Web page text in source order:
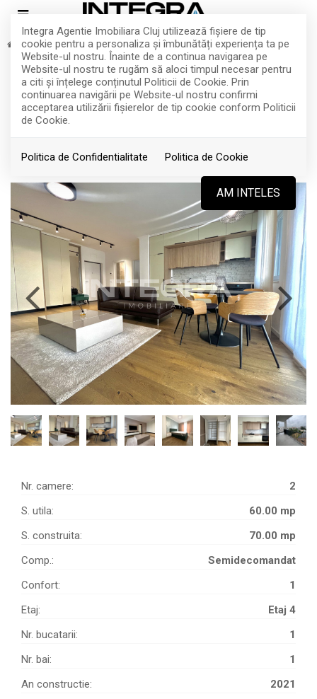
Integra Agentie Imobiliara Cluj utilizează fişiere de tip
cookie pentru a personaliza și îmbunătăți experiența ta pe
Website-ul nostru. Înainte de a continua navigarea pe
Website-ul nostru te rugăm să aloci timpul necesar pentru
a citi și înțelege conținutul Politicii de Cookie. Prin
continuarea navigării pe Website-ul nostru confirmi
acceptarea utilizării fişierelor de tip cookie conform Politicii
de Cookie.
Politica de Confidentialitate Politica de Cookie
AM INTELES
Inchiriere Apartamente Cluj-Napoca Marasti
Central Zona Office | Apartament De
Lux | 2 Camere | Record Park
Nr. camere:
2
S. utila:
60.00 mp
S. construita:
70.00 mp
Comp.:
Semidecomandat
Confort:
1
Etaj:
Etaj 4
Nr. bucatarii:
1
Nr. bai:
1
An constructie:
2021